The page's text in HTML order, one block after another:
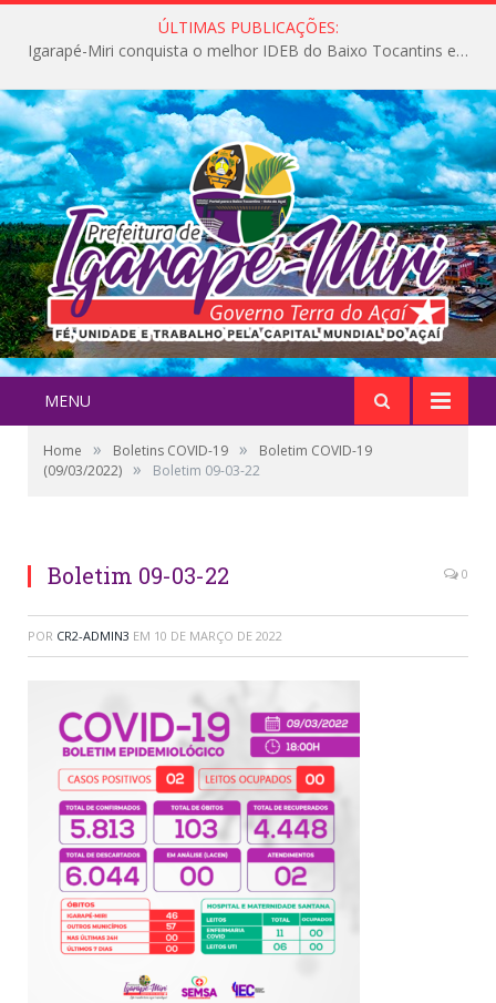
ÚLTIMAS PUBLICAÇÕES:
Igarapé-Miri conquista o melhor IDEB do Baixo Tocantins e avança na qualidade da educação pública
MENU
Home » Boletins COVID-19 »
Boletim COVID-19
(09/03/2022) » Boletim 09-03-22
Boletim 09-03-22 0
POR CR2-ADMIN3 EM 10 DE MARÇO DE 2022